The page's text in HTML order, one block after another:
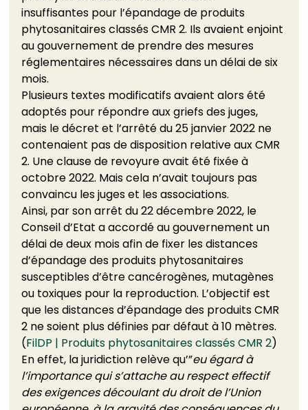
insuffisantes pour l’épandage de produits
phytosanitaires classés CMR 2. Ils avaient enjoint
au gouvernement de prendre des mesures
réglementaires nécessaires dans un délai de six
mois.
Plusieurs textes modificatifs avaient alors été
adoptés pour répondre aux griefs des juges,
mais le décret et l’arrêté du 25 janvier 2022 ne
contenaient pas de disposition relative aux CMR
2. Une clause de revoyure avait été fixée à
octobre 2022. Mais cela n’avait toujours pas
convaincu les juges et les associations.
Ainsi, par son arrêt du 22 décembre 2022, le
Conseil d’Etat a accordé au gouvernement un
délai de deux mois afin de fixer les distances
d’épandage des produits phytosanitaires
susceptibles d’être cancérogènes, mutagènes
ou toxiques pour la reproduction. L’objectif est
que les distances d’épandage des produits CMR
2 ne soient plus définies par défaut à 10 mètres.
(FilDP | Produits phytosanitaires classés CMR 2)
En effet, la juridiction relève qu’”eu égard à
l’importance qui s’attache au respect effectif
des exigences découlant du droit de l’Union